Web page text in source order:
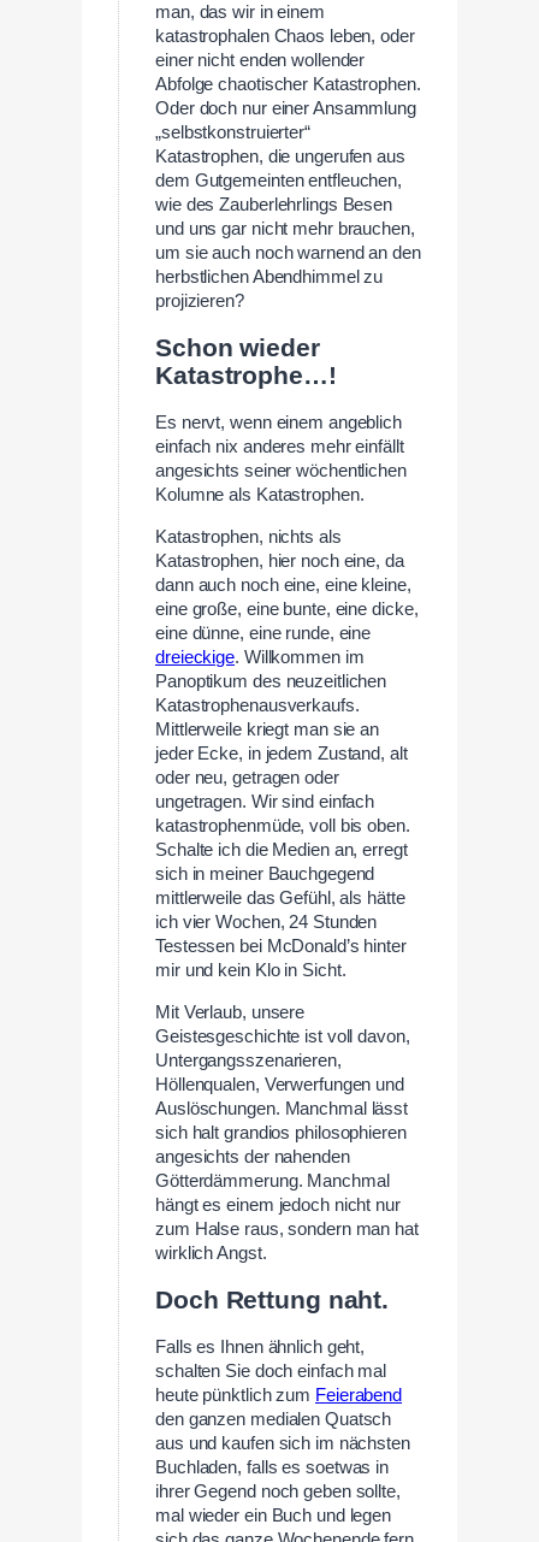
man, das wir in einem
katastrophalen Chaos leben, oder
einer nicht enden wollender
Abfolge chaotischer Katastrophen.
Oder doch nur einer Ansammlung
„selbstkonstruierter“
Katastrophen, die ungerufen aus
dem Gutgemeinten entfleuchen,
wie des Zauberlehrlings Besen
und uns gar nicht mehr brauchen,
um sie auch noch warnend an den
herbstlichen Abendhimmel zu
projizieren?
Schon wieder
Katastrophe…!
Es nervt, wenn einem angeblich
einfach nix anderes mehr einfällt
angesichts seiner wöchentlichen
Kolumne als Katastrophen.
Katastrophen, nichts als
Katastrophen, hier noch eine, da
dann auch noch eine, eine kleine,
eine große, eine bunte, eine dicke,
eine dünne, eine runde, eine
dreieckige. Willkommen im
Panoptikum des neuzeitlichen
Katastrophenausverkaufs.
Mittlerweile kriegt man sie an
jeder Ecke, in jedem Zustand, alt
oder neu, getragen oder
ungetragen. Wir sind einfach
katastrophenmüde, voll bis oben.
Schalte ich die Medien an, erregt
sich in meiner Bauchgegend
mittlerweile das Gefühl, als hätte
ich vier Wochen, 24 Stunden
Testessen bei McDonald’s hinter
mir und kein Klo in Sicht.
Mit Verlaub, unsere
Geistesgeschichte ist voll davon,
Untergangsszenarieren,
Höllenqualen, Verwerfungen und
Auslöschungen. Manchmal lässt
sich halt grandios philosophieren
angesichts der nahenden
Götterdämmerung. Manchmal
hängt es einem jedoch nicht nur
zum Halse raus, sondern man hat
wirklich Angst.
Doch Rettung naht.
Falls es Ihnen ähnlich geht,
schalten Sie doch einfach mal
heute pünktlich zum Feierabend
den ganzen medialen Quatsch
aus und kaufen sich im nächsten
Buchladen, falls es soetwas in
ihrer Gegend noch geben sollte,
mal wieder ein Buch und legen